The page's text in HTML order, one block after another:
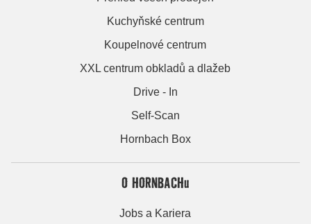
Kuchyňské centrum
Koupelnové centrum
XXL centrum obkladů a dlažeb
Drive - In
Self-Scan
Hornbach Box
O HORNBACHu
Jobs a Kariera